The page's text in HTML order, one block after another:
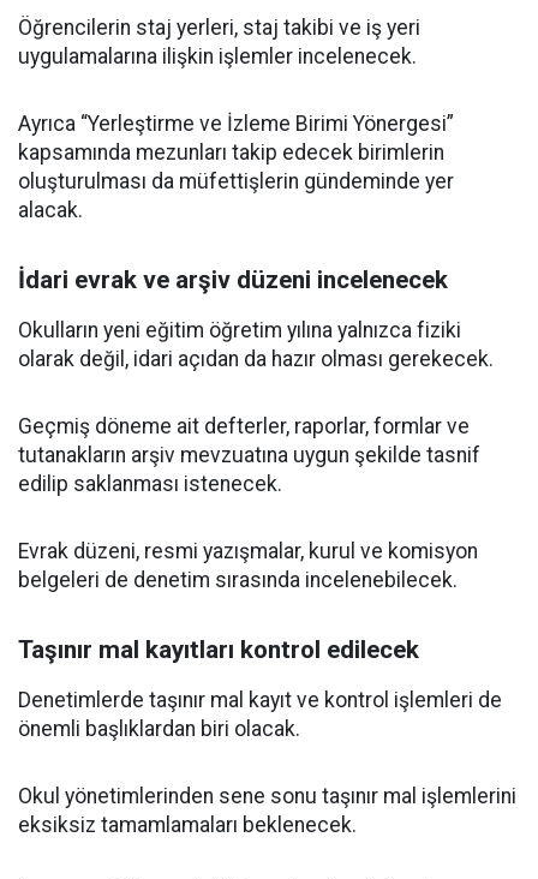
Öğrencilerin staj yerleri, staj takibi ve iş yeri
uygulamalarına ilişkin işlemler incelenecek.
Ayrıca “Yerleştirme ve İzleme Birimi Yönergesi”
kapsamında mezunları takip edecek birimlerin
oluşturulması da müfettişlerin gündeminde yer
alacak.
İdari evrak ve arşiv düzeni incelenecek
Okulların yeni eğitim öğretim yılına yalnızca fiziki
olarak değil, idari açıdan da hazır olması gerekecek.
Geçmiş döneme ait defterler, raporlar, formlar ve
tutanakların arşiv mevzuatına uygun şekilde tasnif
edilip saklanması istenecek.
Evrak düzeni, resmi yazışmalar, kurul ve komisyon
belgeleri de denetim sırasında incelenebilecek.
Taşınır mal kayıtları kontrol edilecek
Denetimlerde taşınır mal kayıt ve kontrol işlemleri de
önemli başlıklardan biri olacak.
Okul yönetimlerinden sene sonu taşınır mal işlemlerini
eksiksiz tamamlamaları beklenecek.